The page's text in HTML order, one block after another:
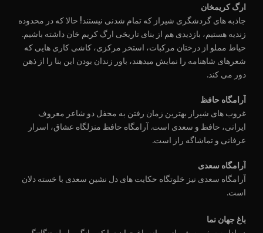
ارگ کریمخان
جاذبه های گردشگری شیراز که تمام شدنی نیستند! حالا که در محدوده
زندیه هستیم، بازدیدی هم از بنای تاریخی ارگ کریم خان داشته باشیم.
حیاط مملو از درختان مرکبات، استخر مرکزی، کاشی کاری هایی که
شعرهای شاهنامه را نمایش میدهند، باور زندان بودن این بنا را از ذهن
دور می کند.
آرامگاه حافظ
غروب های شیراز بهترین زمان رفتن به محفل دو شاعر معروف
ایرانی، حافظ و سعدی است. آرامگاه حافظ منزلگاه عشاق، اسرار
عرفانی و تماشاگه راز است.
آرامگاه سعدی
آرامگاه سعدی نیز خلوتگاه حکایت های دل نشین سعدی با خسته دلان
است.
باغ جهان نما